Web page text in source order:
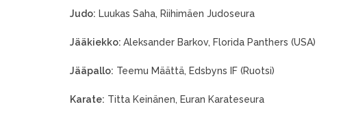
Judo: Luukas Saha, Riihimäen Judoseura
Jääkiekko: Aleksander Barkov, Florida Panthers (USA)
Jääpallo: Teemu Määttä, Edsbyns IF (Ruotsi)
Karate: Titta Keinänen, Euran Karateseura